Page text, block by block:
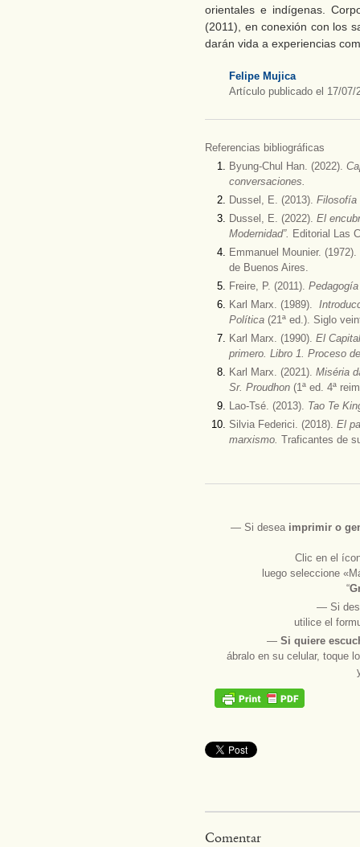
orientales e indígenas.
(2011), en conexión con los
darán vida a experiencias
Felipe Mujica
Artículo publicado el 17/07/
Referencias bibliográficas
Byung-Chul Han. (2022).
conversaciones.
Dussel, E. (2013). Filosofía
Dussel, E. (2022). El
Modernidad”. Editorial Las
Emmanuel Mounier. (1972).
de Buenos Aires.
Freire, P. (2011).
Karl Marx. (1989).
Política (21ª ed.). Siglo
Karl Marx. (1990). El
primero. Libro 1. Proceso
Karl Marx. (2021). Miséria
Sr. Proudhon (1ª ed. 4ª
Lao-Tsé. (2013). Tao Te
Silvia Federici. (2018). El
marxismo. Traficantes de
― Si desea imprimir o
Clic en el
luego seleccione
“
― Si
utilice el
― Si quiere
ábralo en su celular, toque
Comentar